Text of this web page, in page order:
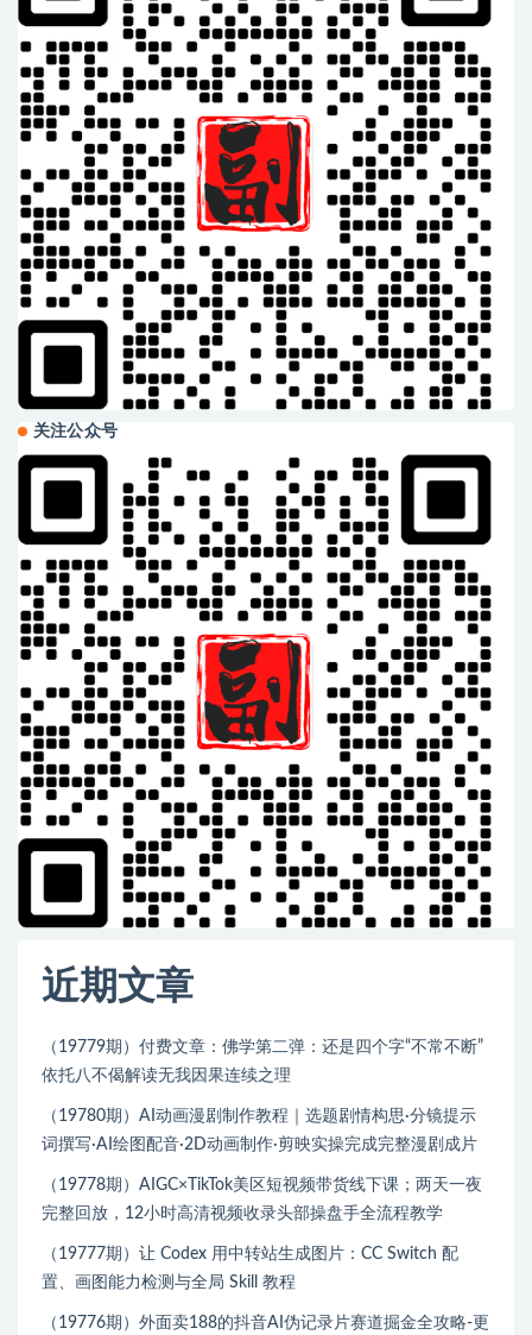
关注公众号
近期文章
（19779期）付费文章：佛学第二弹：还是四个字“不常不断”
依托八不偈解读无我因果连续之理
（19780期）AI动画漫剧制作教程｜选题剧情构思·分镜提示
词撰写·AI绘图配音·2D动画制作·剪映实操完成完整漫剧成片
（19778期）AIGC×TikTok美区短视频带货线下课；两天一夜
完整回放，12小时高清视频收录头部操盘手全流程教学
（19777期）让 Codex 用中转站生成图片：CC Switch 配
置、画图能力检测与全局 Skill 教程
（19776期）外面卖188的抖音AI伪记录片赛道掘金全攻略-更